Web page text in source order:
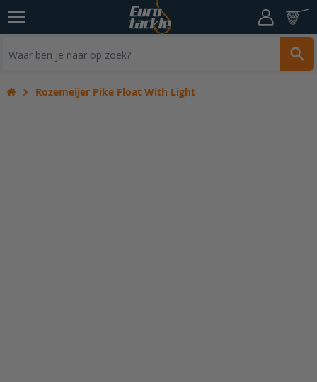
Ga naar de inhoud Cart
Home Rozemeijer Pike Float With Light